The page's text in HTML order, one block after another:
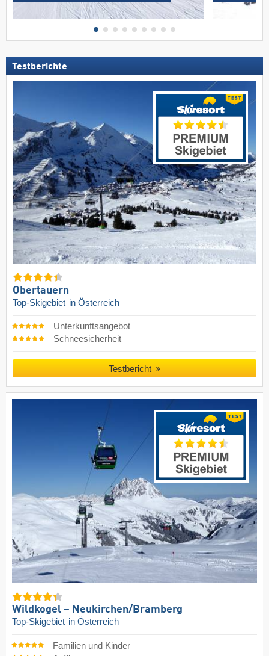
Testberichte
Obertauern
Top-Skigebiet in Österreich
Unterkunftsangebot
Schneesicherheit
Testbericht
Wildkogel – Neukirchen/​Bramberg
Top-Skigebiet in Österreich
Familien und Kinder